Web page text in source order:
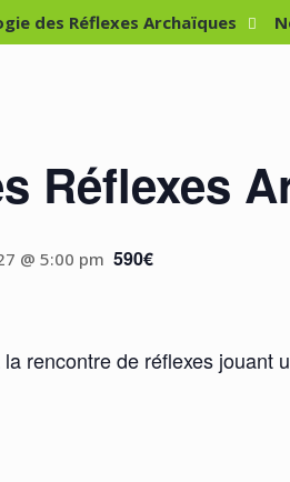
des Réflexes Archaïques
Réflexes
@ 5:00 pm 590€
rencontre de réflexes